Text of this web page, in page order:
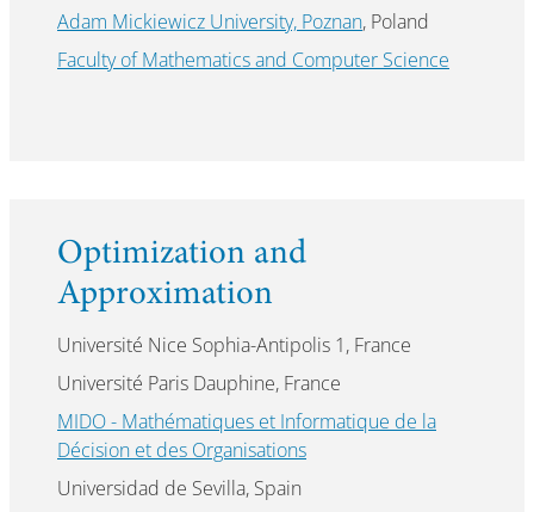
Adam Mickiewicz University, Poznan, Poland
Faculty of Mathematics and Computer Science
Optimization and
Approximation
Université Nice Sophia-Antipolis 1, France
Université Paris Dauphine, France
MIDO - Mathématiques et Informatique de la
Décision et des Organisations
Universidad de Sevilla, Spain